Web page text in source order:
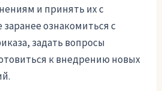
и принять их с
ознакомиться с
задать вопросы
к внедрению новых